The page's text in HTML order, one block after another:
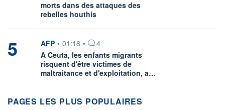
morts dans des attaques des
rebelles houthis
5 information fournie par
AFP • 01:18 •
4
A Ceuta, les enfants migrants
risquent d'être victimes de
maltraitance et d'exploitation, a…
PAGES LES PLUS POPULAIRES